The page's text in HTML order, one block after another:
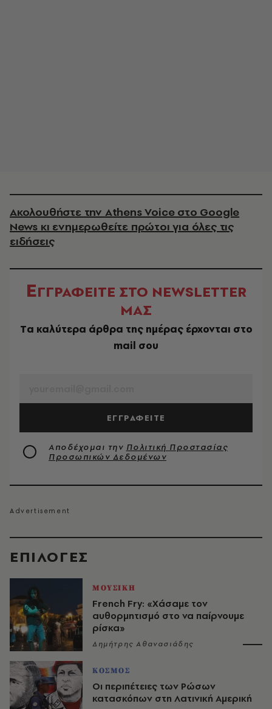
EΠΙΛΟΓΈΣ
ΜΟΥΣΙΚΗ
French Fry: «Χάσαμε τον
αυθορμητισμό στο να παίρνουμε
ρίσκα»
Δημήτρης Αθανασιάδης
ΚΟΣΜΟΣ
Οι περιπέτειες των Ρώσων
κατασκόπων στη Λατινική Αμερική
Ακολουθήστε την Athens Voice στο Google
News κι ενημερωθείτε πρώτοι για όλες τις
ειδήσεις
ΕΓΓΡΑΦΕΙΤΕ ΣΤΟ NEWSLETTER
ΜΑΣ
Tα καλύτερα άρθρα της ημέρας έρχονται στο
mail σου
ΕΓΓΡΑΦΕΙΤΕ
Αποδέχομαι την Πολιτική Προστασίας
Προσωπικών Δεδομένων